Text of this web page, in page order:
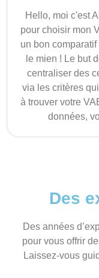
Hello, moi c'est
pour choisir mon
un bon
le mien ! Le but
centraliser des
via les critères
à trouver votre
données,
Des
Des années
pour vous offrir
Laissez-vous